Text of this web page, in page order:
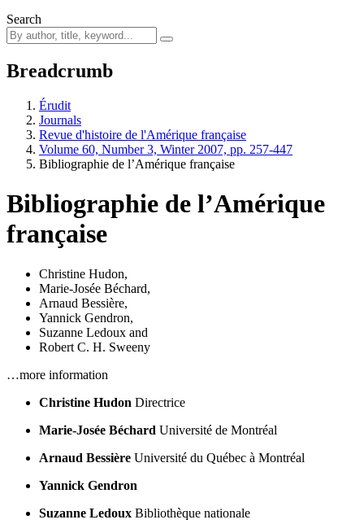
Search
Breadcrumb
Érudit
Journals
Revue d'histoire de l'Amérique française
Volume 60, Number 3, Winter 2007, pp. 257-447
Bibliographie de l’Amérique française
Bibliographie de l’Amérique
française
Christine Hudon,
Marie-Josée Béchard,
Arnaud Bessière,
Yannick Gendron,
Suzanne Ledoux and
Robert C. H. Sweeny
…more information
Christine Hudon Directrice
Marie-Josée Béchard Université de Montréal
Arnaud Bessière Université du Québec à Montréal
Yannick Gendron
Suzanne Ledoux Bibliothèque nationale